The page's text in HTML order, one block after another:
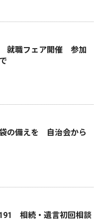
就職フェア開催 参加
の備えを 自治会から
相続・遺言初回相談